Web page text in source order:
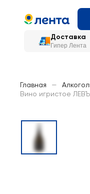
Доставка
Гипер Лента
Главная —
Вино игристое